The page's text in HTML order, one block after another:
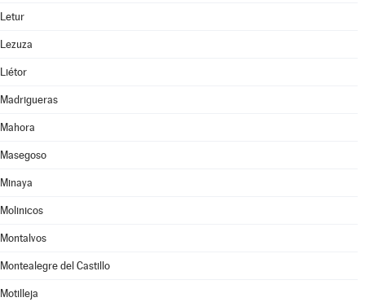
Letur
Lezuza
Liétor
Madrigueras
Mahora
Masegoso
Minaya
Molinicos
Montalvos
Montealegre del Castillo
Motilleja